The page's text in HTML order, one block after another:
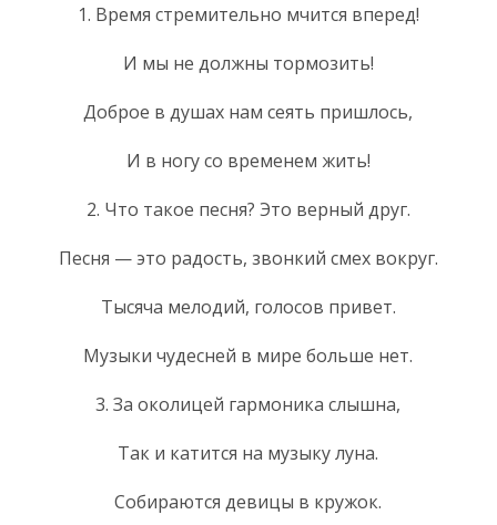
1. Время стремительно мчится вперед!
И мы не должны тормозить!
Доброе в душах нам сеять пришлось,
И в ногу со временем жить!
2. Что такое песня? Это верный друг.
Песня — это радость, звонкий смех вокруг.
Тысяча мелодий, голосов привет.
Музыки чудесней в мире больше нет.
3. За околицей гармоника слышна,
Так и катится на музыку луна.
Собираются девицы в кружок.